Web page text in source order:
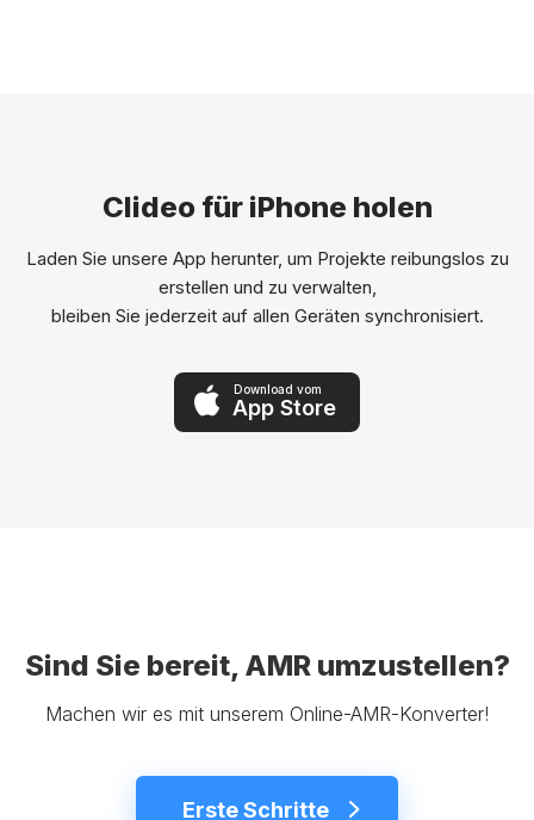
Clideo für iPhone holen
Laden Sie unsere App herunter, um Projekte reibungslos zu
erstellen und zu verwalten,
bleiben Sie jederzeit auf allen Geräten synchronisiert.
Download vom
App Store
Sind Sie bereit, AMR umzustellen?
Machen wir es mit unserem Online-AMR-Konverter!
Erste Schritte